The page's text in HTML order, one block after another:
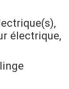
électrique